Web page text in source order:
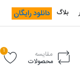
بلاگ دانلود رایگان
مقایسه
محصولات
1